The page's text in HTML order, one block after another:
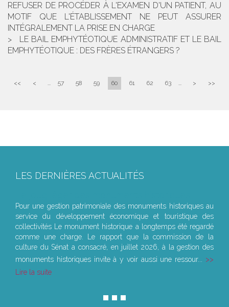
REFUSER DE PROCÉDER À L'EXAMEN D'UN PATIENT, AU
MOTIF QUE L'ÉTABLISSEMENT NE PEUT ASSURER
INTÉGRALEMENT LA PRISE EN CHARGE
LE BAIL EMPHYTÉOTIQUE ADMINISTRATIF ET LE BAIL
EMPHYTÉOTIQUE : DES FRÈRES ÉTRANGERS ?
<< < ... 57 58 59 60 61 62 63 ... > >>
LES DERNIÈRES ACTUALITÉS
Pour une gestion patrimoniale des monuments historiques au
service du développement économique et touristique des
collectivités Le monument historique a longtemps été regardé
comme une charge. Le rapport que la commission de la
culture du Sénat a consacré, en juillet 2026, à la gestion des
monuments historiques invite à y voir aussi une ressour...
Lire la suite